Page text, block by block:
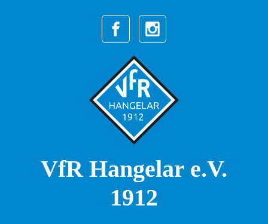
Zum Hauptinhalt springen
VfR Hangelar e.V.
1912